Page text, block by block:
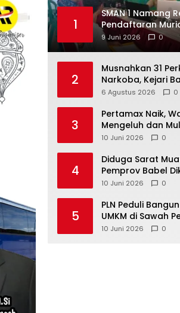
1
SMAN 1 Namang
Pendaftaran
2026/2027
9 Juni 2026 0
2
Musnahkan 31
Narkoba, Kejari
Tengah Tegaskan
Tuntas
6 Agustus 2026 0
3
‎Pertamax Naik,
Mengeluh dan
ke Pertalite Meski
10 Juni 2026 0
4
‎Diduga Sarat
Pemprov Babel
Lakukan Rotasi
10 Juni 2026 0
5
‎PLN Peduli
UMKM di Sawah
Namang, Dorong
10 Juni 2026 0